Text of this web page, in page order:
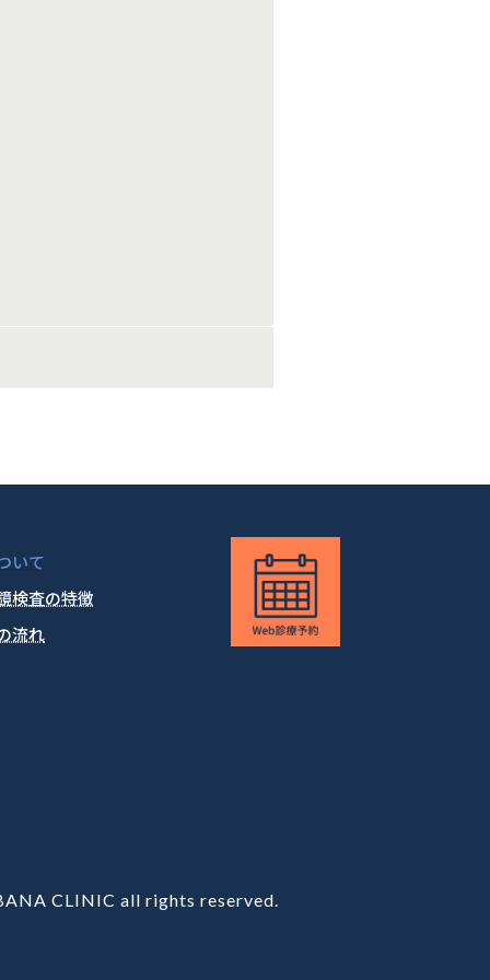
いて
検査の特徴
流れ
CLINIC all rights reserved.